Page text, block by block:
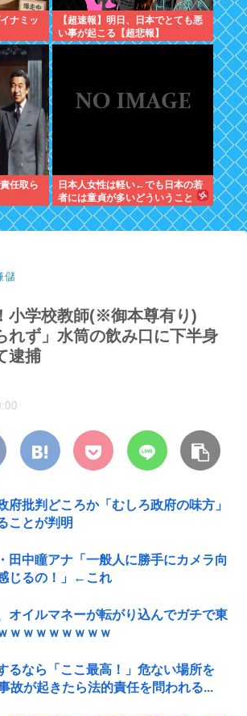
ナミッ
【超速報】明日、日本でとても悪
い事が起こる【超悲報】
任取ら
日本人女性は軽い←でも日本の若
者には童貞が多いどういうこと
や？
儲
小学校教師(※御本尊有り)
れず」水筒の飲み口に下半身
逮捕
府批判どころか「むしろ政府の味方」
ことが判明
田中瞳アナ「一般人に勝手にカメラ向
じるの！」←これ
オイルマネーが転がり込んでガチで東
ｗｗｗｗｗｗｗｗ
るなら「ここ最高！」危ない場所を
故が起きたら法的責任を問われる...